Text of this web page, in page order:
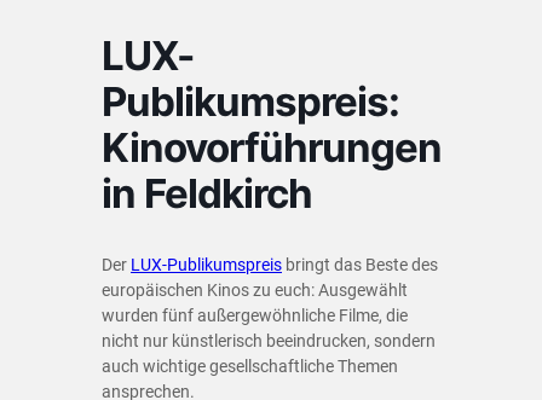
LUX-
Publikumspreis:
Kinovorführungen
in Feldkirch
Der LUX-Publikumspreis bringt das Beste des
europäischen Kinos zu euch: Ausgewählt
wurden fünf außergewöhnliche Filme, die
nicht nur künstlerisch beeindrucken, sondern
auch wichtige gesellschaftliche Themen
ansprechen.